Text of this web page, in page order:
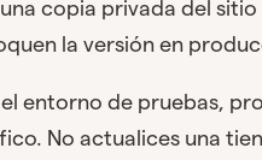
copia privada del
la versión en
entorno de pruebas,
No actualices una